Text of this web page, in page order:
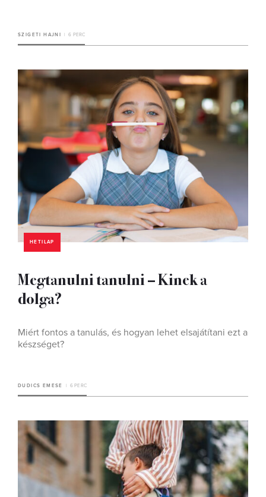
SZIGETI HAJNI 6 PERC
HETILAP
Megtanulni tanulni – Kinek a
dolga?
Miért fontos a tanulás, és hogyan lehet elsajátítani ezt a
készséget?
DUDICS EMESE 6 PERC